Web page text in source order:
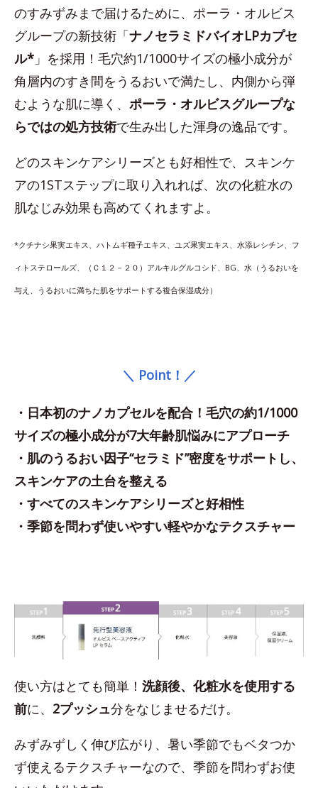
のすみずみまで届けるために、ポーラ・オルビス
グループの新技術「ナノセラミドバイオLPカプセ
ル* 」を採用！毛穴約1/1000サイズの極小成分が
角層内のすき間をうるおいで満たし、内側から弾
むような肌に導く、 ポーラ・オルビスグループな
らではの処方技術で生み出した渾身の逸品です。
どのスキンケアシリーズとも好相性で、スキンケ
アの1STステップに取り入れれば、次の化粧水の
肌なじみ効果も高めてくれますよ。
*クチナシ果実エキス、ハトムギ種子エキス、ユズ果実エキス、水添レシチン、フ
ィトステロールズ、（Ｃ１２－２０）アルキルグルコシド、BG、水（うるおいを
与え、うるおいに満ちた肌をサポートする複合保湿成分）
＼ Point！／
・日本初のナノカプセルを配合！毛穴の約1/1000
サイズの極小成分が7大年齢肌悩みにアプローチ
・肌のうるおい因子“セラミド”密度をサポートし、
スキンケアの土台を整える
・すべてのスキンケアシリーズと好相性
・季節を問わず使いやすい軽やかなテクスチャー
使い方はとても簡単！ 洗顔後、化粧水を使用する
前に、 2プッシュ分をなじませるだけ。
みずみずしく伸び広がり、暑い季節でもベタつか
ず使えるテクスチャーなので、季節を問わずお使